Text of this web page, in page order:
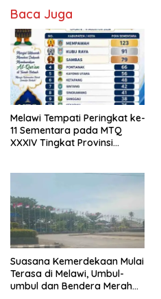
Baca Juga
Melawi Tempati Peringkat ke-
11 Sementara pada MTQ
XXXIV Tingkat Provinsi
Suasana Kemerdekaan Mulai
Terasa di Melawi, Umbul-
umbul dan Bendera Merah